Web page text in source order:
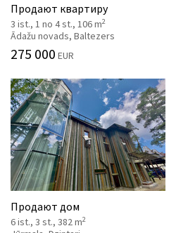
Продают квартиру
3 ist., 1 no 4 st., 106 m2
Ādažu novads, Baltezers
275 000 EUR
Продают дом
6 ist., 3 st., 382 m2